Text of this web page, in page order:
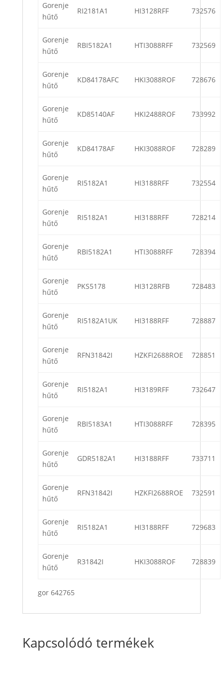
Gorenje
hűtő
RI2181A1 HI3128RFF 732576
Gorenje
hűtő
RBI5182A1 HTI3088RFF 732569
Gorenje
hűtő
KD84178AFC HKI3088ROF 728676
Gorenje
hűtő
KD85140AF HKI2488ROF 733992
Gorenje
hűtő
KD84178AF HKI3088ROF 728289
Gorenje
hűtő
RI5182A1 HI3188RFF 732554
Gorenje
hűtő
RI5182A1 HI3188RFF 728214
Gorenje
hűtő
RBI5182A1 HTI3088RFF 728394
Gorenje
hűtő
PKS5178 HI3128RFB 728483
Gorenje
hűtő
RI5182A1UK HI3188RFF 728887
Gorenje
hűtő
RFN31842I HZKFI2688ROE 728851
Gorenje
hűtő
RI5182A1 HI3189RFF 732647
Gorenje
hűtő
RBI5183A1 HTI3088RFF 728395
Gorenje
hűtő
GDR5182A1 HI3188RFF 733711
Gorenje
hűtő
RFN31842I HZKFI2688ROE 732591
Gorenje
hűtő
RI5182A1 HI3188RFF 729683
Gorenje
hűtő
R31842I HKI3088ROF 728839
gor 642765
Kapcsolódó termékek